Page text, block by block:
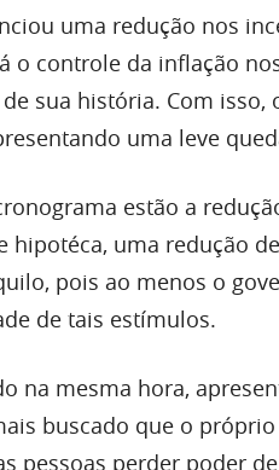
uma redução nos
controle da inflação
sua história. Com isso,
uma leve
estão a
uma redução
pois ao menos o
de tais estímulos.
na mesma hora,
buscado que o
pessoas perder poder